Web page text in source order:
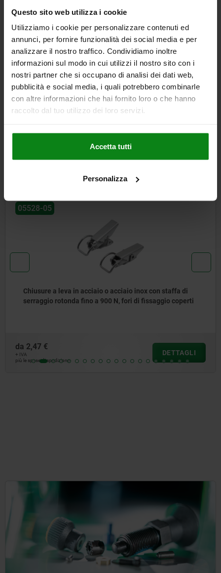
Questo sito web utilizza i cookie
Utilizziamo i cookie per personalizzare contenuti ed
annunci, per fornire funzionalità dei social media e per
analizzare il nostro traffico. Condividiamo inoltre
informazioni sul modo in cui utilizzi il nostro sito con i
nostri partner che si occupano di analisi dei dati web,
pubblicità e social media, i quali potrebbero combinarle
con altre informazioni che hai fornito loro o che hanno
raccolto dal tuo utilizzo dei loro servizi.
Accetta tutti
Personalizza
3,11 €
più le spese di spedizione
DETTAGLI
CAD
Altri clienti hanno acquistato
o acciaio inox con staffa di
900 N, fori di fissaggio coperti
Chiusure a leva in
serraggio rotonda
da
più le spese di spedizione